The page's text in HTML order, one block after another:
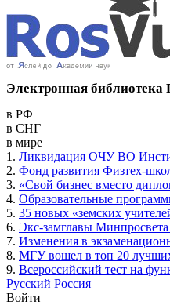
Электронная библиотека
в РФ
в СНГ
в мире
1. Ликвидация ОЧУ ВО
2. Фонд развития Физтех-
3. «Свой бизнес вместо
4. Образовательные
5. 35 новых «земских
6. Экс-замглавы Минпросвета
7. Изменения в
8. МГУ вошел в топ 20
9. Всероссийский тест на
Русский Россия
Войти